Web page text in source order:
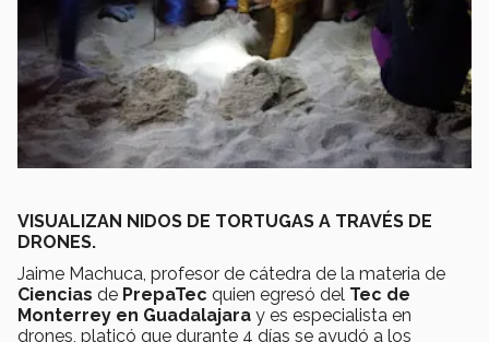
VISUALIZAN NIDOS DE TORTUGAS A TRAVÉS DE
DRONES.
Jaime Machuca, profesor de cátedra de la materia de
Ciencias de PrepaTec quien egresó del Tec de
Monterrey en Guadalajara y es especialista en
drones, platicó que durante 4 días se ayudó a los